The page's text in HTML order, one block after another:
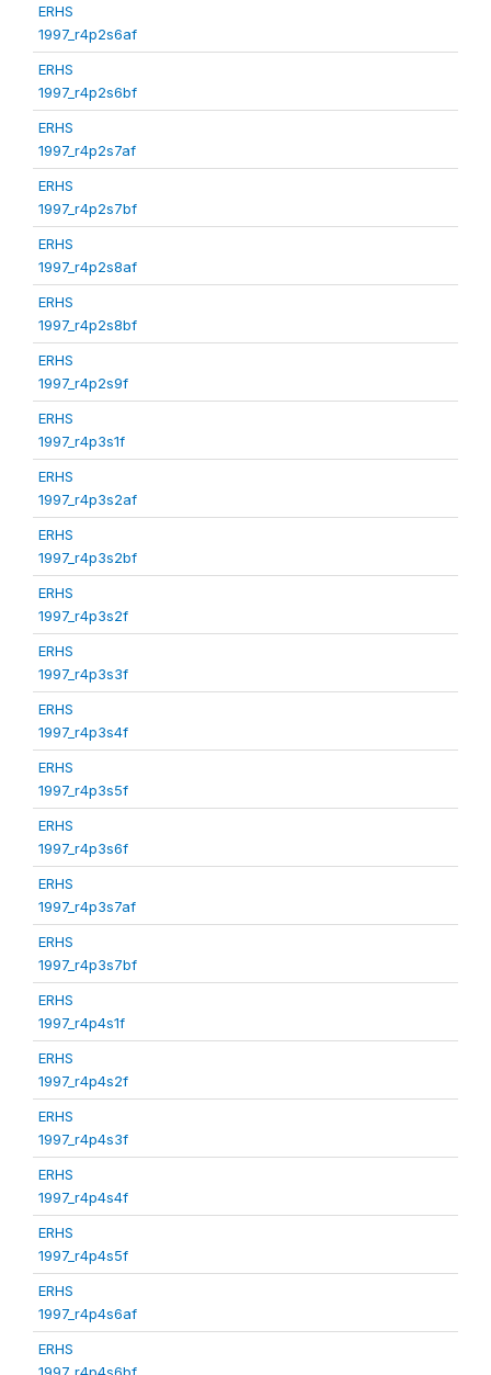
ERHS
1997_r4p2s6af
ERHS
1997_r4p2s6bf
ERHS
1997_r4p2s7af
ERHS
1997_r4p2s7bf
ERHS
1997_r4p2s8af
ERHS
1997_r4p2s8bf
ERHS
1997_r4p2s9f
ERHS
1997_r4p3s1f
ERHS
1997_r4p3s2af
ERHS
1997_r4p3s2bf
ERHS
1997_r4p3s2f
ERHS
1997_r4p3s3f
ERHS
1997_r4p3s4f
ERHS
1997_r4p3s5f
ERHS
1997_r4p3s6f
ERHS
1997_r4p3s7af
ERHS
1997_r4p3s7bf
ERHS
1997_r4p4s1f
ERHS
1997_r4p4s2f
ERHS
1997_r4p4s3f
ERHS
1997_r4p4s4f
ERHS
1997_r4p4s5f
ERHS
1997_r4p4s6af
ERHS
1997_r4p4s6bf